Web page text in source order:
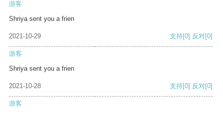
游客
Shriya sent you a frien
2021-10-29 支持[0] 反对[0]
游客
Shriya sent you a frien
2021-10-28 支持[0] 反对[0]
游客